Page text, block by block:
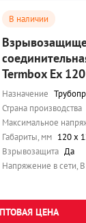
В наличии
Termbox Ex 120
Назначение
Страна производства
Максимальное
Габариты, мм 120 х
Взрывозащита Да
Напряжение в сети, В
ЦЕНА